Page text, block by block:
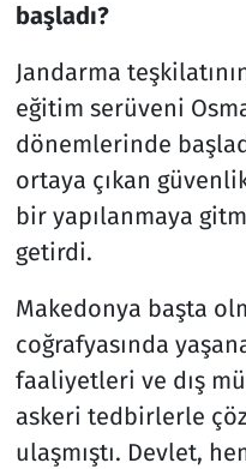
başladı?
Jandarma
eğitim serüveni
dönemlerinde
ortaya çıkan
bir yapılanmaya
getirdi.
Makedonya başta
coğrafyasında
faaliyetleri ve dış
askeri tedbirlerle
ulaşmıştı. Devlet,